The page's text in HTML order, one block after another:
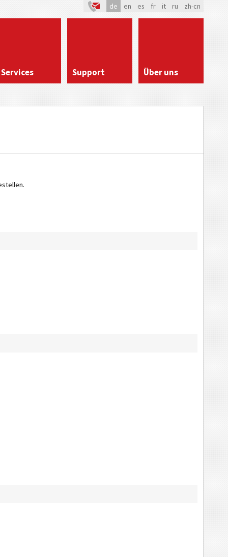
de en es fr it ru zh-cn
Services Support Über uns